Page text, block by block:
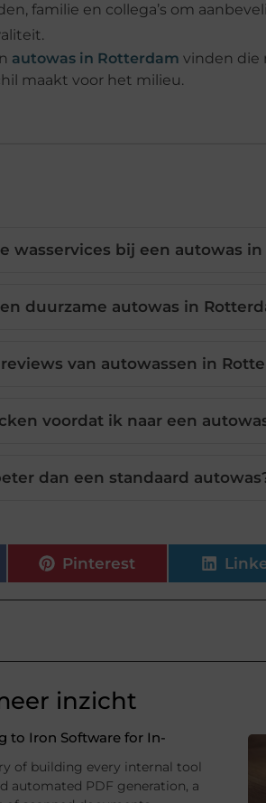
familie en collega’s om
autowas in Rotterdam vinden die
maakt voor het milieu.
wasservices bij een autowas in
duurzame autowas in
van autowassen in
voordat ik naar een
dan een standaard
Pinterest
inzicht
to Iron Software for In-
of building every internal tool
automated PDF generation, a